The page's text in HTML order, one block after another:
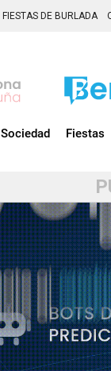
FIESTAS DE BURLADA
Sociedad Fiestas